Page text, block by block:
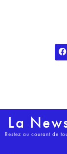
La
Restez au courant de